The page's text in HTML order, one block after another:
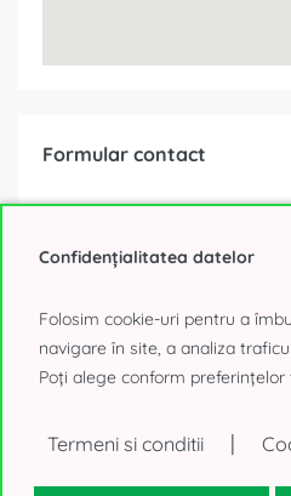
Formular contact
Confidențialitatea datelor
Folosim cookie-uri pentru a
navigare în site, a analiza
Poți alege conform preferințelor
Termeni si conditii |